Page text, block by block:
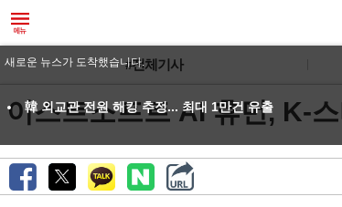
#전체기사
이스트소프트 AI 휴먼, K-